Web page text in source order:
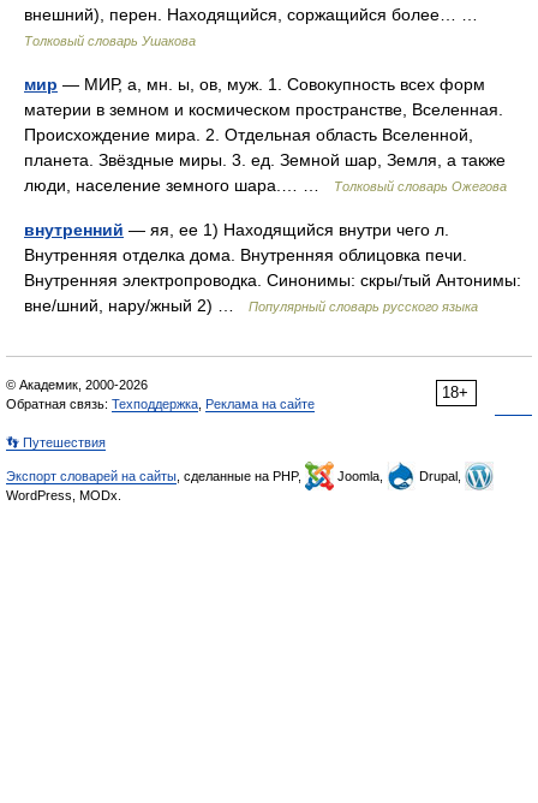
внешний), перен. Находящийся, соржащийся более… …
Толковый словарь Ушакова
мир — МИР, а, мн. ы, ов, муж. 1. Совокупность всех форм
материи в земном и космическом пространстве, Вселенная.
Происхождение мира. 2. Отдельная область Вселенной,
планета. Звёздные миры. 3. ед. Земной шар, Земля, а также
люди, население земного шара.… …
Толковый словарь Ожегова
внутренний — яя, ее 1) Находящийся внутри чего л.
Внутренняя отделка дома. Внутренняя облицовка печи.
Внутренняя электропроводка. Синонимы: скры/тый Антонимы:
вне/шний, нару/жный 2) …
Популярный словарь русского языка
18+
© Академик, 2000-2026
Обратная связь: Техподдержка Реклама на сайте
👣 Путешествия
Экспорт словарей на сайты , сделанные на PHP, Joomla,
Drupal,
WordPress, MODx.